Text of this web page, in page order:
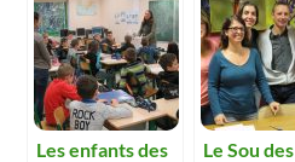
Les enfants des
Le Sou des